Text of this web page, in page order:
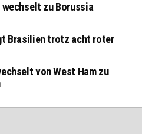
zu Borussia
Brasilien trotz acht roter
von West Ham zu